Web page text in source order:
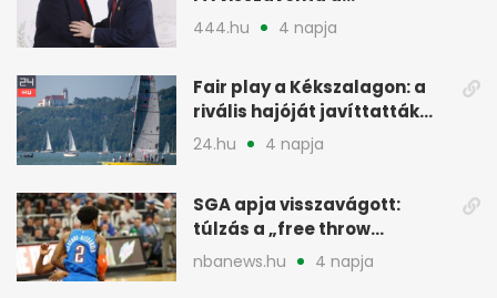
támogatását, jöhet a
444.hu 4 napja
Fair play a Kékszalagon: a
rivális hajóját javíttatták
meg
24.hu 4 napja
SGA apja visszavágott:
túlzás a „free throw
merchant” címke?
nbanews.hu 4 napja